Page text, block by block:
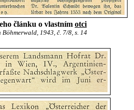
článku o vlastním otci
Böhmerwald, 1943, č. 7/8, s. 14